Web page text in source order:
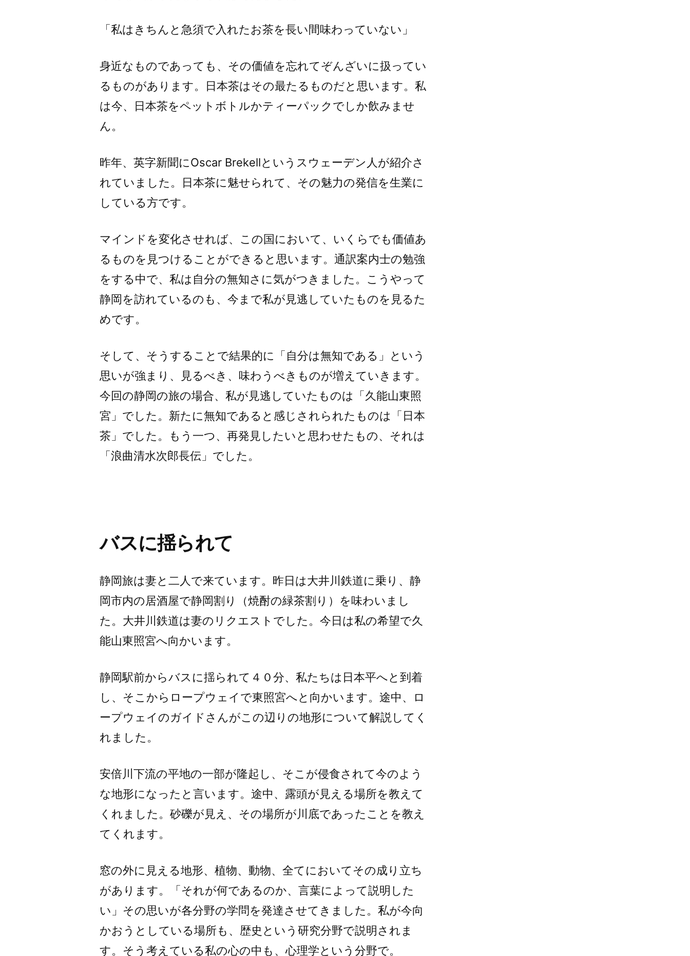
「私はきちんと急須で入れたお茶を長い間味わっていない」
身近なものであっても、その価値を忘れてぞんざいに扱ってい
るものがあります。日本茶はその最たるものだと思います。私
は今、日本茶をペットボトルかティーパックでしか飲みませ
ん。
昨年、英字新聞にOscar Brekellというスウェーデン人が紹介さ
れていました。日本茶に魅せられて、その魅力の発信を生業に
している方です。
マインドを変化させれば、この国において、いくらでも価値あ
るものを見つけることができると思います。通訳案内士の勉強
をする中で、私は自分の無知さに気がつきました。こうやって
静岡を訪れているのも、今まで私が見逃していたものを見るた
めです。
そして、そうすることで結果的に「自分は無知である」という
思いが強まり、見るべき、味わうべきものが増えていきます。
今回の静岡の旅の場合、私が見逃していたものは「久能山東照
宮」でした。新たに無知であると感じされられたものは「日本
茶」でした。もう一つ、再発見したいと思わせたもの、それは
「浪曲清水次郎長伝」でした。
バスに揺られて
静岡旅は妻と二人で来ています。昨日は大井川鉄道に乗り、静
岡市内の居酒屋で静岡割り（焼酎の緑茶割り）を味わいまし
た。大井川鉄道は妻のリクエストでした。今日は私の希望で久
能山東照宮へ向かいます。
静岡駅前からバスに揺られて４０分、私たちは日本平へと到着
し、そこからロープウェイで東照宮へと向かいます。途中、ロ
ープウェイのガイドさんがこの辺りの地形について解説してく
れました。
安倍川下流の平地の一部が隆起し、そこが侵食されて今のよう
な地形になったと言います。途中、露頭が見える場所を教えて
くれました。砂礫が見え、その場所が川底であったことを教え
てくれます。
窓の外に見える地形、植物、動物、全てにおいてその成り立ち
があります。「それが何であるのか、言葉によって説明した
い」その思いが各分野の学問を発達させてきました。私が今向
かおうとしている場所も、歴史という研究分野で説明されま
す。そう考えている私の心の中も、心理学という分野で。